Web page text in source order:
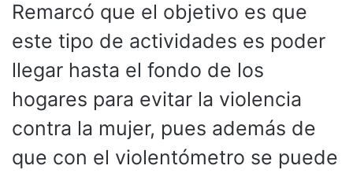
Remarcó que el objetivo es que
este tipo de actividades es poder
llegar hasta el fondo de los
hogares para evitar la violencia
contra la mujer, pues además de
que con el violentómetro se puede